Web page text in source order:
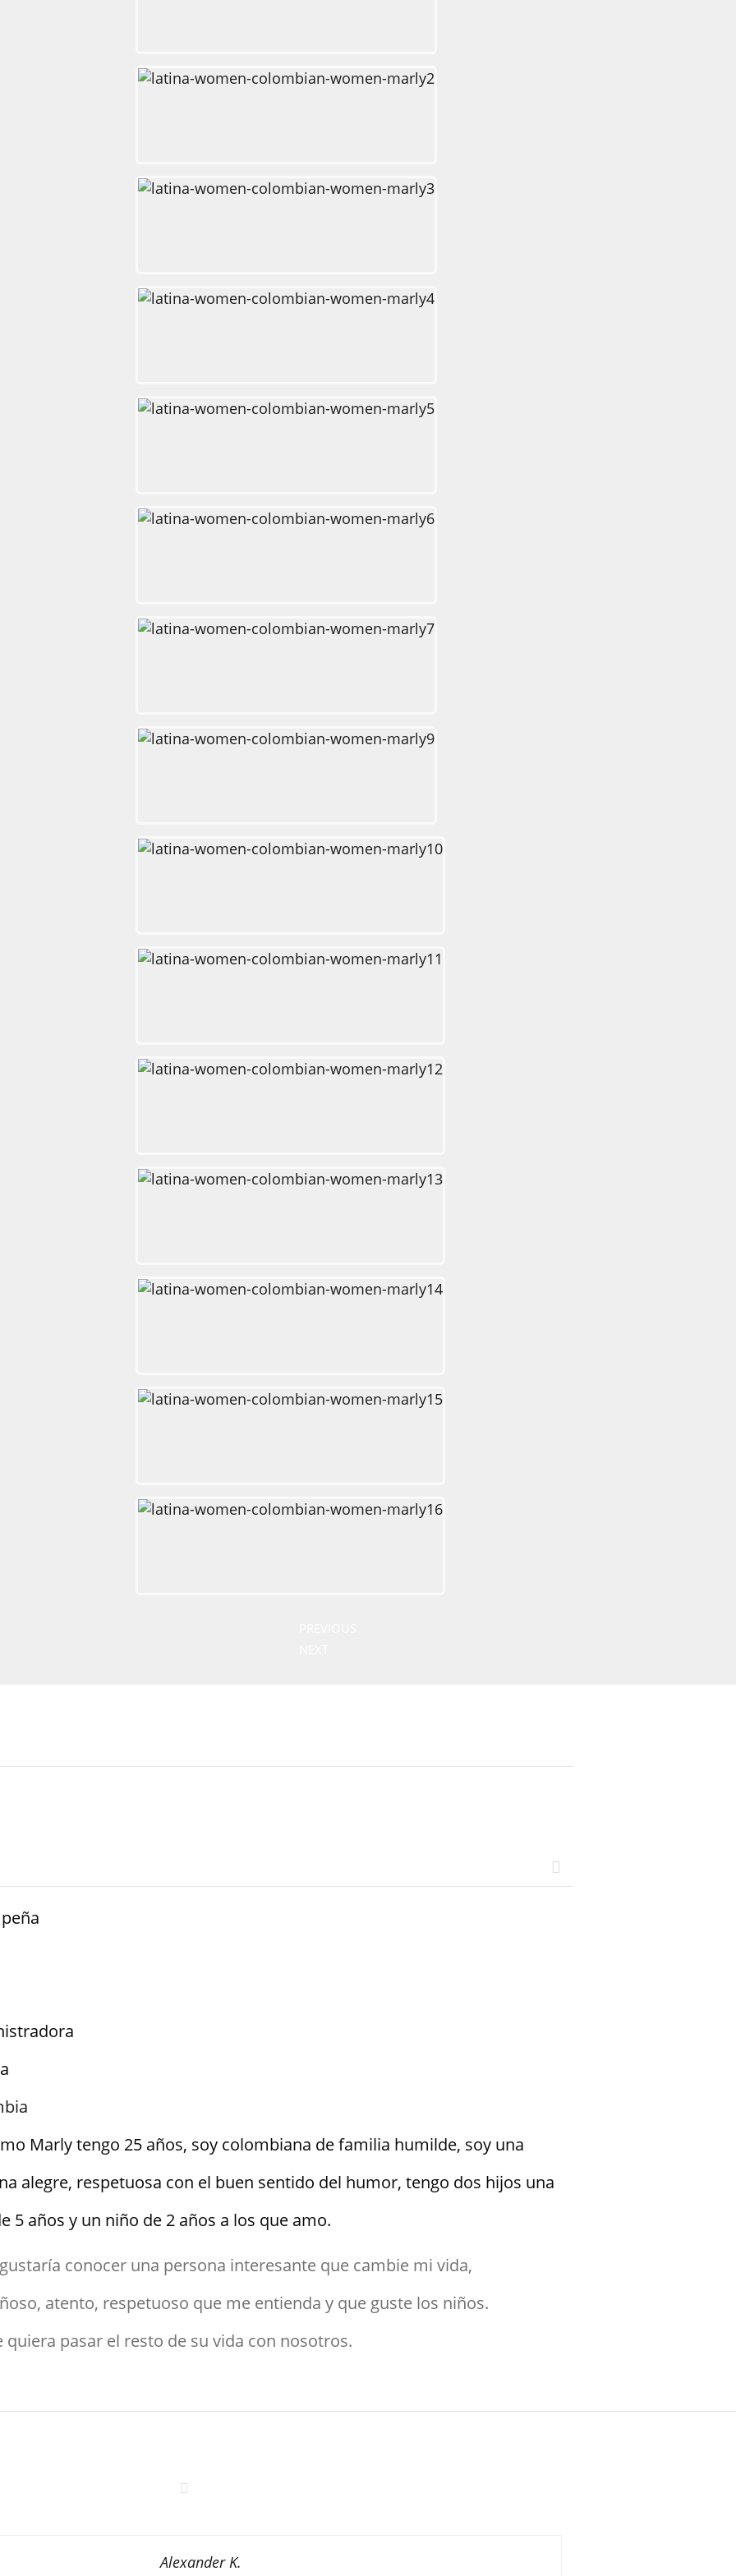
Marly tengo 25 años, soy colombiana de familia humilde, soy una
alegre, respetuosa con el buen sentido del humor, tengo dos hijos una
5 años y un niño de 2 años a los que amo.
conocer una persona interesante que cambie mi vida,
atento, respetuoso que me entienda y que guste los niños.
quiera pasar el resto de su vida con nosotros.
Alexander K.